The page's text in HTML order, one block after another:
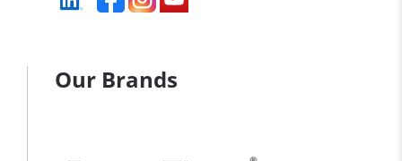
Our Brands